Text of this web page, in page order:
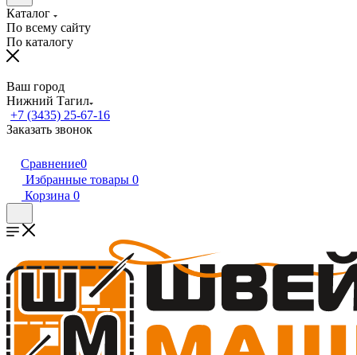
Каталог
По всему сайту
По каталогу
Ваш город
Нижний Тагил
+7 (3435) 25-67-16
Заказать звонок
Сравнение0
Избранные товары 0
Корзина 0